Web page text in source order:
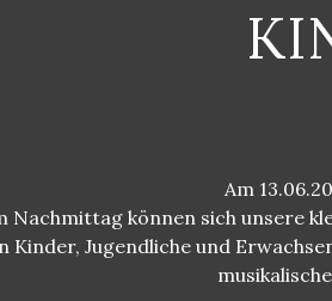
Am
Nachmittag können sich unsere
Kinder, Jugendliche und